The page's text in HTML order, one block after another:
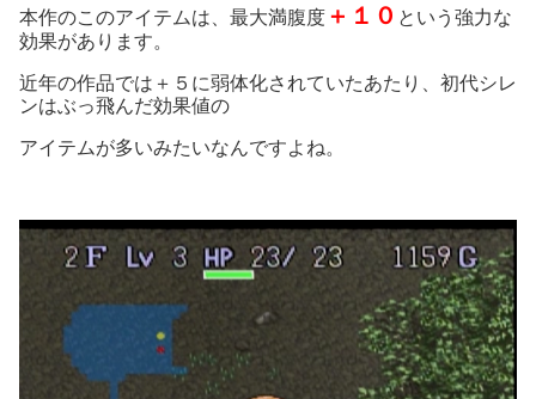
本作のこのアイテムは、最大満腹度 ＋１０ という強力な
効果があります。
近年の作品では＋５に弱体化されていたあたり、初代シレ
ンはぶっ飛んだ効果値の
アイテムが多いみたいなんですよね。